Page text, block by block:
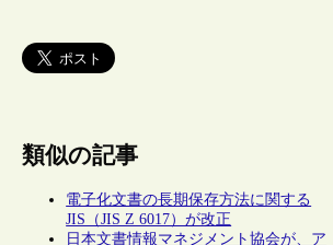
類似の記事
電子化文書の長期保存方法に関する
JIS（JIS Z 6017）が改正
日本文書情報マネジメント協会が、ア